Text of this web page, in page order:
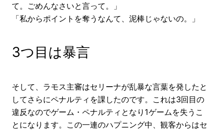
て。ごめんなさいと言って。」
「私からポイントを奪うなんて、泥棒じゃないの。」
3つ目は暴言
そして、ラモス主審はセリーナが乱暴な言葉を発したと
してさらにペナルティを課したのです。これは3回目の
違反なのでゲーム・ペナルティとなり1ゲームを失うこ
とになります。この一連のハプニング中、観客からはセ